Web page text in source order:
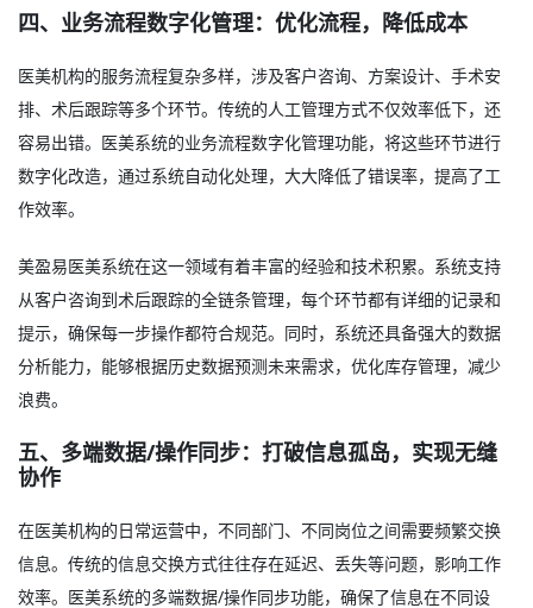
四、业务流程数字化管理：优化流程，降低成本
医美机构的服务流程复杂多样，涉及客户咨询、方案设计、手术安
排、术后跟踪等多个环节。传统的人工管理方式不仅效率低下，还
容易出错。医美系统的业务流程数字化管理功能，将这些环节进行
数字化改造，通过系统自动化处理，大大降低了错误率，提高了工
作效率。
美盈易医美系统在这一领域有着丰富的经验和技术积累。系统支持
从客户咨询到术后跟踪的全链条管理，每个环节都有详细的记录和
提示，确保每一步操作都符合规范。同时，系统还具备强大的数据
分析能力，能够根据历史数据预测未来需求，优化库存管理，减少
浪费。
五、多端数据/操作同步：打破信息孤岛，实现无缝
协作
在医美机构的日常运营中，不同部门、不同岗位之间需要频繁交换
信息。传统的信息交换方式往往存在延迟、丢失等问题，影响工作
效率。医美系统的多端数据/操作同步功能，确保了信息在不同设